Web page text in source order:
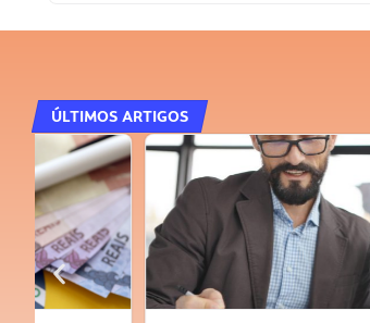
ÚLTIMOS ARTIGOS